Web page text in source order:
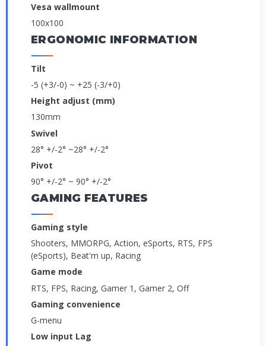
Vesa wallmount
100x100
ERGONOMIC INFORMATION
Tilt
-5 (+3/-0) ~ +25 (-3/+0)
Height adjust (mm)
130mm
Swivel
­28° +/-2° ~28° +/-2°
Pivot
­90° +/-2° ~ 90° +/-2°
GAMING FEATURES
Gaming style
Shooters, MMORPG, Action, eSports, RTS, FPS
(eSports), Beat'm up, Racing
Game mode
RTS, FPS, Racing, Gamer 1, Gamer 2, Off
Gaming convenience
G-menu
Low input Lag